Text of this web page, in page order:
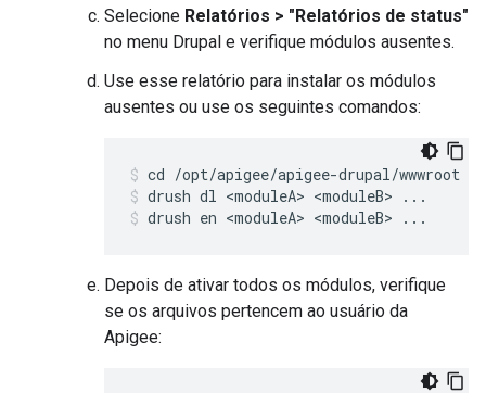
Selecione Relatórios > "Relatórios de status"
no menu Drupal e verifique módulos ausentes.
Use esse relatório para instalar os módulos
ausentes ou use os seguintes comandos:
drush dl <moduleA> <moduleB> ...
drush en <moduleA> <moduleB> ...
Depois de ativar todos os módulos, verifique
se os arquivos pertencem ao usuário da
Apigee: